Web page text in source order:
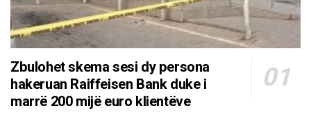
Zbulohet skema sesi dy persona
hakeruan Raiffeisen Bank duke i
marrë 200 mijë euro klientëve